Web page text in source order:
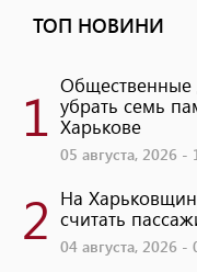
ТОП НОВИНИ
1 Общественные
убрать семь
Харькове
05 августа, 2026 -
2 На
считать
04 августа, 2026 -